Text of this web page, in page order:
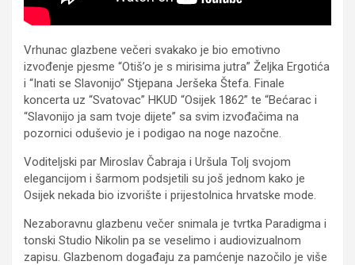
Vrhunac glazbene večeri svakako je bio emotivno
izvođenje pjesme “Otiš’o je s mirisima jutra” Željka Ergotića
i “Inati se Slavonijo” Stjepana Jeršeka Štefa. Finale
koncerta uz “Svatovac” HKUD “Osijek 1862” te “Bećarac i
“Slavonijo ja sam tvoje dijete” sa svim izvođačima na
pozornici oduševio je i podigao na noge nazočne.
Voditeljski par Miroslav Čabraja i Uršula Tolj svojom
elegancijom i šarmom podsjetili su još jednom kako je
Osijek nekada bio izvorište i prijestolnica hrvatske mode.
Nezaboravnu glazbenu večer snimala je tvrtka Paradigma i
tonski Studio Nikolin pa se veselimo i audiovizualnom
zapisu. Glazbenom događaju za pamćenje nazočilo je više